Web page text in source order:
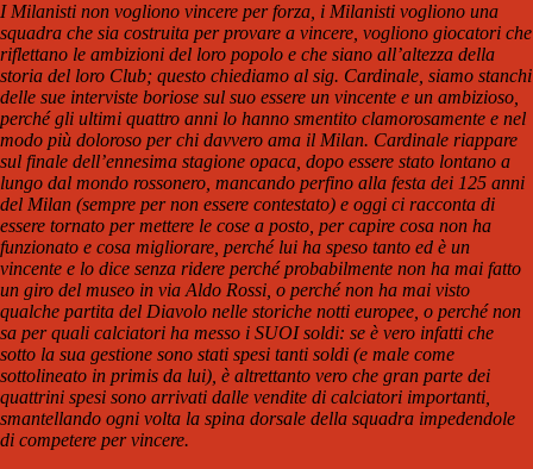
I Milanisti non vogliono vincere per forza, i Milanisti vogliono una
squadra che sia costruita per provare a vincere, vogliono giocatori che
riflettano le ambizioni del loro popolo e che siano all’altezza della
storia del loro Club; questo chiediamo al sig. Cardinale, siamo stanchi
delle sue interviste boriose sul suo essere un vincente e un ambizioso,
perché gli ultimi quattro anni lo hanno smentito clamorosamente e nel
modo più doloroso per chi davvero ama il Milan. Cardinale riappare
sul finale dell’ennesima stagione opaca, dopo essere stato lontano a
lungo dal mondo rossonero, mancando perfino alla festa dei 125 anni
del Milan (sempre per non essere contestato) e oggi ci racconta di
essere tornato per mettere le cose a posto, per capire cosa non ha
funzionato e cosa migliorare, perché lui ha speso tanto ed è un
vincente e lo dice senza ridere perché probabilmente non ha mai fatto
un giro del museo in via Aldo Rossi, o perché non ha mai visto
qualche partita del Diavolo nelle storiche notti europee, o perché non
sa per quali calciatori ha messo i SUOI soldi: se è vero infatti che
sotto la sua gestione sono stati spesi tanti soldi (e male come
sottolineato in primis da lui), è altrettanto vero che gran parte dei
quattrini spesi sono arrivati dalle vendite di calciatori importanti,
smantellando ogni volta la spina dorsale della squadra impedendole
di competere per vincere.